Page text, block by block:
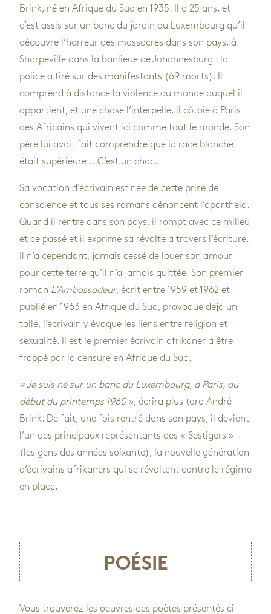
Brink, né en Afrique du Sud en 1935. Il a 25 ans, et
c’est assis sur un banc du jardin du Luxembourg qu’il
découvre l’horreur des massacres dans son pays, à
Sharpeville dans la banlieue de Johannesburg : la
police a tiré sur des manifestants (69 morts). Il
comprend à distance la violence du monde auquel il
appartient, et une chose l’interpelle, il côtoie à Paris
des Africains qui vivent ici comme tout le monde. Son
père lui avait fait comprendre que la race blanche
était supérieure….C’est un choc.
Sa vocation d’écrivain est née de cette prise de
conscience et tous ses romans dénoncent l’apartheid.
Quand il rentre dans son pays, il rompt avec ce milieu
et ce passé et il exprime sa révolte à travers l’écriture.
Il n’a cependant, jamais cessé de louer son amour
pour cette terre qu’il n’a jamais quittée. Son premier
roman L’Ambassadeur, écrit entre 1959 et 1962 et
publié en 1963 en Afrique du Sud, provoque déjà un
tollé, l’écrivain y évoque les liens entre religion et
sexualité. Il est le premier écrivain afrikaner à être
frappé par la censure en Afrique du Sud.
« Je suis né sur un banc du Luxembourg, à Paris, au
début du printemps 1960 » , écrira plus tard André
Brink. De fait, une fois rentré dans son pays, il devient
l’un des principaux représentants des « Sestigers »
(les gens des années soixante), la nouvelle génération
d’écrivains afrikaners qui se révoltent contre le régime
en place.
POÉSIE
Vous trouverez les oeuvres des poètes présentés ci-